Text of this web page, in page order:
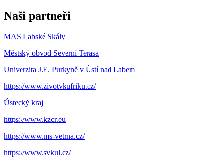
Naši partneři
MAS Labské Skály
Městský obvod Severní Terasa
Univerzita J.E. Purkyně v Ústí nad Labem
https://www.zivotvkufriku.cz/
Ústecký kraj
https://www.kzcr.eu
https://www.ms-vetrna.cz/
https://www.svkul.cz/